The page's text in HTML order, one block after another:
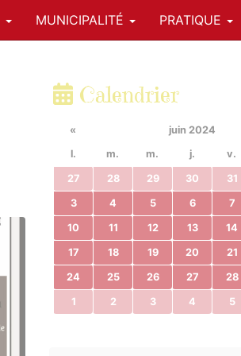
MUNICIPALITÉ PRATIQUE
Calendrier
« juin 2024
l.
m. m. j. v.
27 28 29 30 31
3 4 5 6 7
10 11 12 13 14
17 18 19 20 21
24 25 26 27 28
1 2 3 4 5